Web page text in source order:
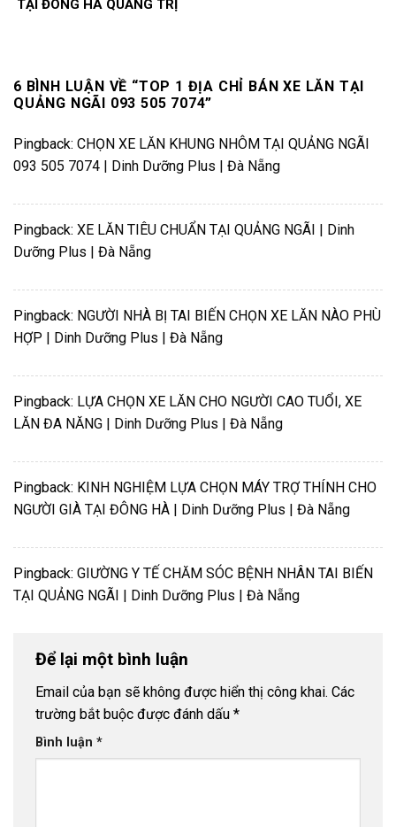
TẠI ĐÔNG HÀ QUẢNG TRỊ
6 BÌNH LUẬN VỀ “TOP 1 ĐỊA CHỈ BÁN XE LĂN TẠI
QUẢNG NGÃI 093 505 7074”
Pingback: CHỌN XE LĂN KHUNG NHÔM TẠI QUẢNG NGÃI
093 505 7074 | Dinh Dưỡng Plus | Đà Nẵng
Pingback: XE LĂN TIÊU CHUẨN TẠI QUẢNG NGÃI | Dinh
Dưỡng Plus | Đà Nẵng
Pingback: NGƯỜI NHÀ BỊ TAI BIẾN CHỌN XE LĂN NÀO PHÙ
HỢP | Dinh Dưỡng Plus | Đà Nẵng
Pingback: LỰA CHỌN XE LĂN CHO NGƯỜI CAO TUỔI, XE
LĂN ĐA NĂNG | Dinh Dưỡng Plus | Đà Nẵng
Pingback: KINH NGHIỆM LỰA CHỌN MÁY TRỢ THÍNH CHO
NGƯỜI GIÀ TẠI ĐÔNG HÀ | Dinh Dưỡng Plus | Đà Nẵng
Pingback: GIƯỜNG Y TẾ CHĂM SÓC BỆNH NHÂN TAI BIẾN
TẠI QUẢNG NGÃI | Dinh Dưỡng Plus | Đà Nẵng
Để lại một bình luận
Email của bạn sẽ không được hiển thị công khai. Các
trường bắt buộc được đánh dấu *
Bình luận *